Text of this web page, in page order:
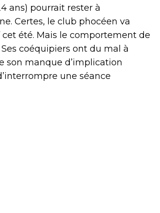
ans) pourrait rester à
Certes, le club phocéen va
été. Mais le comportement de
coéquipiers ont du mal à
son manque d’implication
une séance